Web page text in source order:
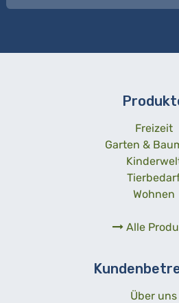
Freizeit
Garten &
Wohnen
Alle
Über uns